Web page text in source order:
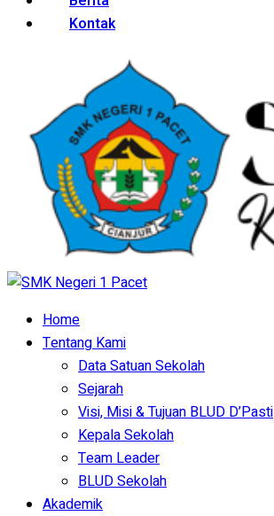
Kontak
Home
Tentang Kami
Data Satuan Sekolah
Sejarah
Visi, Misi & Tujuan BLUD D’Pasti
Kepala Sekolah
Team Leader
BLUD Sekolah
Akademik